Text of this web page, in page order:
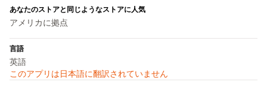
あなたのストアと同じようなストアに人気
アメリカに拠点
言語
英語
このアプリは日本語に翻訳されていません